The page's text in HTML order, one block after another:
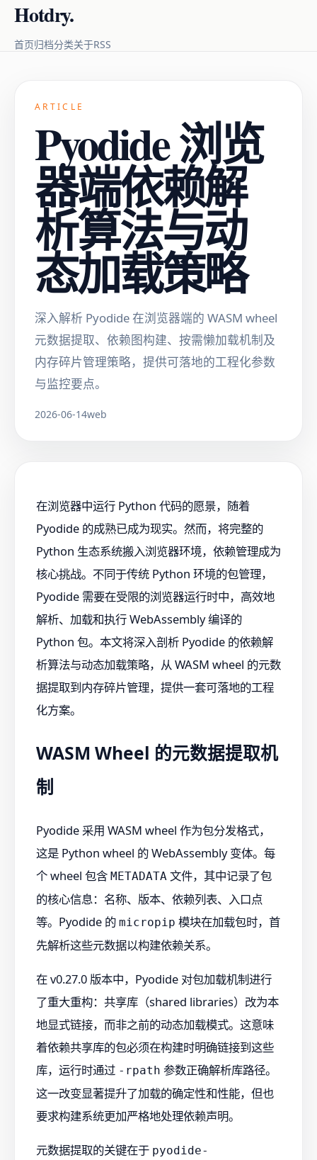
Hotdry.
首页归档分类关于RSS
ARTICLE
Pyodide 浏览
器端依赖解
析算法与动
态加载策略
深入解析 Pyodide 在浏览器端的 WASM wheel
元数据提取、依赖图构建、按需懒加载机制及
内存碎片管理策略，提供可落地的工程化参数
与监控要点。
2026-06-14web
在浏览器中运行 Python 代码的愿景，随着
Pyodide 的成熟已成为现实。然而，将完整的
Python 生态系统搬入浏览器环境，依赖管理成为
核心挑战。不同于传统 Python 环境的包管理，
Pyodide 需要在受限的浏览器运行时中，高效地
解析、加载和执行 WebAssembly 编译的
Python 包。本文将深入剖析 Pyodide 的依赖解
析算法与动态加载策略，从 WASM wheel 的元数
据提取到内存碎片管理，提供一套可落地的工程
化方案。
WASM Wheel 的元数据提取机
制
Pyodide 采用 WASM wheel 作为包分发格式，
这是 Python wheel 的 WebAssembly 变体。每
个 wheel 包含 METADATA 文件，其中记录了包
的核心信息：名称、版本、依赖列表、入口点
等。Pyodide 的 micropip 模块在加载包时，首
先解析这些元数据以构建依赖关系。
在 v0.27.0 版本中，Pyodide 对包加载机制进行
了重大重构：共享库（shared libraries）改为本
地显式链接，而非之前的动态加载模式。这意味
着依赖共享库的包必须在构建时明确链接到这些
库，运行时通过 -rpath 参数正确解析库路径。
这一改变显著提升了加载的确定性和性能，但也
要求构建系统更加严格地处理依赖声明。
元数据提取的关键在于 pyodide-